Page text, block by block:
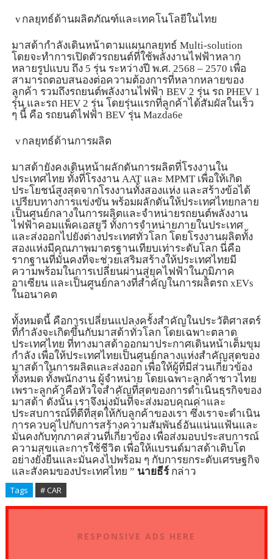
vกลยุทธ์ด้านผลิตภัณฑ์และเทคโนโลยีในไทย
มาสด้ากำลังเดินหน้าตามแผนกลยุทธ์ Multi-solution
โดยจะทำการเปิดตัวรถยนต์ที่ใช้พลังงานไฟฟ้าหลาก
หลายรูปแบบ ถึง 5 รุ่น ระหว่างปี พ.ศ. 2568 – 2570 เพื่อ
สามารถตอบสนองต่อความต้องการที่หลากหลายของ
ลูกค้า รวมถึงรถยนต์พลังงานไฟฟ้า BEV 2 รุ่น รถ PHEV 1
รุ่น และรถ HEV 2 รุ่น โดยรุ่นแรกที่ลูกค้าได้สัมผัสในเร็ว
ๆ นี้ คือ รถยนต์ไฟฟ้า BEV รุ่น Mazda6e
vกลยุทธ์ด้านการผลิต
มาสด้ายังคงเดินหน้าผลักดันการผลิตที่โรงงานใน
ประเทศไทย ทั้งที่โรงงาน AAT และ MPMT เพื่อให้เกิด
ประโยชน์สูงสุดจากโรงงานทั้งสองแห่ง และสร้างข้อได้
เปรียบทางการแข่งขัน พร้อมผลักดันให้ประเทศไทยกลาย
เป็นศูนย์กลางในการผลิตและจำหน่ายรถยนต์พลังงาน
ไฟฟ้าคอมแพ็คเอสยูวี ทั้งการจำหน่ายภายในประเทศ
และส่งออกไปยังต่างประเทศทั่วโลก โดยโรงงานผลิตทั้ง
สองแห่งมีคุณภาพมาตรฐานเทียบเท่าระดับโลก นี่คือ
รากฐานที่มั่นคงที่จะช่วยเสริมสร้างให้ประเทศไทยมี
ความพร้อมในการเปลี่ยนผ่านสู่ยุคไฟฟ้าในภูมิภาค
อาเซียน และเป็นศูนย์กลางที่สำคัญในการผลิตรถ xEVs
ในอนาคต
ทั้งหมดนี้ คือการเปลี่ยนแปลงครั้งสำคัญในประวัติศาสตร์
ที่กำลังจะเกิดขึ้นกับมาสด้าทั่วโลก โดยเฉพาะตลาด
ประเทศไทย ที่ทางมาสด้าออกมาประกาศเดินหน้าเต็มขุม
กำลัง เพื่อให้ประเทศไทยเป็นศูนย์กลางแห่งสำคัญสุดของ
มาสด้าในการผลิตและส่งออก เพื่อให้ผู้ที่มีส่วนเกี่ยวข้อง
ทั้งหมด ทั้งพนักงาน ผู้จำหน่าย โดยเฉพาะลูกค้าชาวไทย
เพราะลูกค้าคือหัวใจสำคัญที่สุดของการดำเนินธุรกิจของ
มาสด้า ดังนั้น เราจึงมุ่งมั่นที่จะส่งมอบคุณค่าและ
ประสบการณ์ที่ดีที่สุดให้กับลูกค้าของเรา ซึ่งเราจะดำเนิน
การควบคู่ไปกับการสร้างความสัมพันธ์อันแน่นแฟ้นและ
มั่นคงกับทุกภาคส่วนที่เกี่ยวข้อง เพื่อส่งมอบประสบการณ์
ความสุขและการใช้ชีวิต เพื่อให้แบรนด์มาสด้าเติบโต
อย่างยั่งยืนและมั่นคงไปพร้อม ๆ กับการยกระดับเศรษฐกิจ
และสังคมของประเทศไทย ” นายธีร์กล่าว
Tags # CAR
RESPONSIVE ADS HERE